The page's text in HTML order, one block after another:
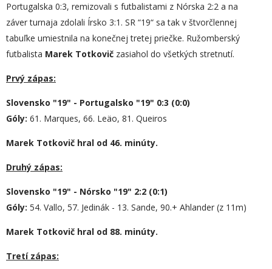
Portugalska 0:3, remizovali s futbalistami z Nórska 2:2 a na
záver turnaja zdolali Írsko 3:1. SR “19“ sa tak v štvorčlennej
tabuľke umiestnila na konečnej tretej priečke. Ružomberský
futbalista Marek Totkovič zasiahol do všetkých stretnutí.
Prvý zápas:
Slovensko "19" - Portugalsko "19" 0:3 (0:0)
Góly: 61. Marques, 66. Leäo, 81. Queiros
Marek Totkovič hral od 46. minúty.
Druhý zápas:
Slovensko "19" - Nórsko "19" 2:2 (0:1)
Góly: 54. Vallo, 57. Jedinák - 13. Sande, 90.+ Ahlander (z 11m)
Marek Totkovič hral od 88. minúty.
Tretí zápas: